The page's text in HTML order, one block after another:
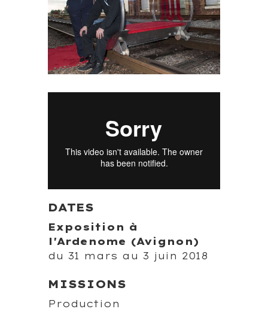
DATES
Exposition à
l'Ardenome (Avignon)
du 31 mars au 3 juin 2018
MISSIONS
Production